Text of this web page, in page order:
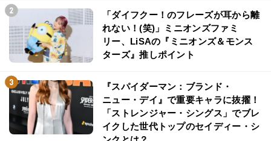
「ダイフクー！のフレーズが耳から離
れない！(笑)」ミニオンズファミ
リー、LiSAの『ミニオンズ＆モンス
ターズ』推しポイント
『スパイダーマン：ブランド・
ニュー・デイ』で重要キャラに抜擢！
「ストレンジャー・シングス」でブレ
イクした世代トップのセイディー・シ